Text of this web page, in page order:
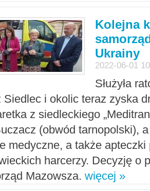
Kolejna
Ukrainy
2022-06-01
Służyła
Siedlec i okolic teraz zyska
z siedleckiego
(obwód tarnopolski),
medyczne, a także apteczki
harcerzy. Decyzję o
Mazowsza. więcej »